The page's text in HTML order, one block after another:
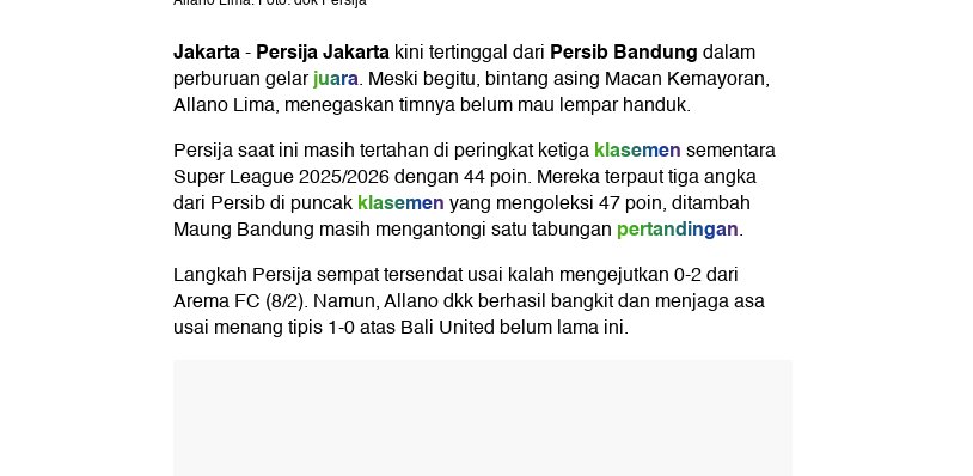
Jakarta-Persija Jakartakini tertinggal dari Persib Bandungdalam
perburuan gelarjuara. Meski begitu, bintang asing Macan Kemayoran,
Allano Lima, menegaskan timnya belum mau lempar handuk.
Persija saat ini masih tertahan di peringkat ketigaklasemensementara
Super League 2025/2026 dengan 44 poin. Mereka terpaut tiga angka
dari Persib di puncakklasemenyang mengoleksi 47 poin, ditambah
Maung Bandung masih mengantongi satu tabungan pertandingan.
Langkah Persija sempat tersendat usai kalah mengejutkan 0-2 dari
Arema FC (8/2). Namun, Allano dkk berhasil bangkit dan menjaga asa
usai menang tipis 1-0 atas Bali United belum lama ini.